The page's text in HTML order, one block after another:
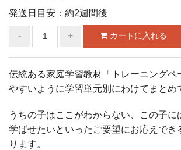
発送日目安：約2週間後
伝統ある家庭学習教材「トレーニングペ
やすいように学習単元別にわけてまとめ
うちの子はここがわからない、この子に
学ばせたいといったご要望にお応えでき
ります。